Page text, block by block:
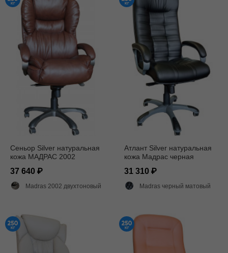
Сеньор Silver натуральная
кожа МАДРАС 2002
37 640
Madras 2002 двухтоновый глянец
Атлант Silver натуральная
кожа Мадрас черная
31 310
Madras черный матовый